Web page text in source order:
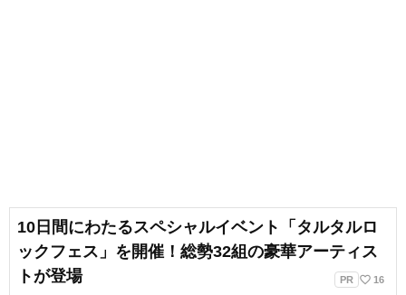
10日間にわたるスペシャルイベント「タルタルロ
ックフェス」を開催！総勢32組の豪華アーティス
トが登場
PR favorite_border 16